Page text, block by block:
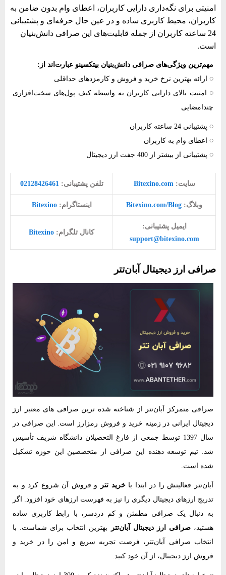
امنیتی برای نگه‌داری دارایی کاربران، اعطای وام بدون ضامن به
کاربران، محیط کاربری ساده و در عین حال حرفه‌ای و پشتیبانی
24 ساعته کاربران از جمله قابلیت‌های این صرافی دانش‌بنیان
است.
مهم‌ترین ویژگی‌های صرافی دانش‌بنیان بیتکسینو عبارت‌اند از:
◌ ارائه بهترین نرخ خرید و فروش و کارمزدهای حداقلی
◌ امنیت بالای دارایی کاربران به واسطه کیف پول‌های سخت‌افزاری
چندامضایی
◌ پشتیبانی 24 ساعته کاربران
◌ اعطای وام به کاربران
◌ پشتیبانی از بیشتر از 400 جفت ارز دیجیتال
سایت: Bitexino.com تلفن پشتیبانی: 02128426461
وبلاگ: Bitexino.com/Blog اینستاگرام:Bitexino
ایمیل پشتیبانی:
support@bitexino.com
کانال تلگرام: Bitexino
صرافی ارز دیجیتال آبان‌تتر
صرافی متمرکز آبان‌تتر از شناخته شده ‌ترین صرافی های معتبر ارز
دیجیتال ایرانی در زمینه خرید و فروش رمزارز است. این صرافی در
سال 1397 توسط جمعی از فارغ ‌التحصیلان دانشگاه شریف تأسیس
شد. تیم توسعه ‌دهنده این صرافی از متخصصین این حوزه تشکیل
شده است.
آبان‌تتر فعالیتش را در ابتدا باخرید تتر
و فروش آن شروع کرد و به
تدریج ارزهای دیجیتال دیگری را نیز به فهرست ارزهای خود افزود. اگر
به دنبال یک صرافی مطمئن و کم دردسر، با رابط کاربری ساده
هستید،صرافی ارز دیجیتال آبان‌تتر
بهترین انتخاب برای شماست. با
انتخاب صرافی آبان‌تتر، فرصت تجربه سریع و امن را در خرید و
فروش ارز دیجیتال، از آن خود کنید.